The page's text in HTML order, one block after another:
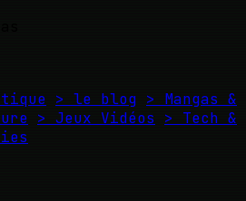
> le blog > Mangas &
> Jeux Vidéos
> Tech &